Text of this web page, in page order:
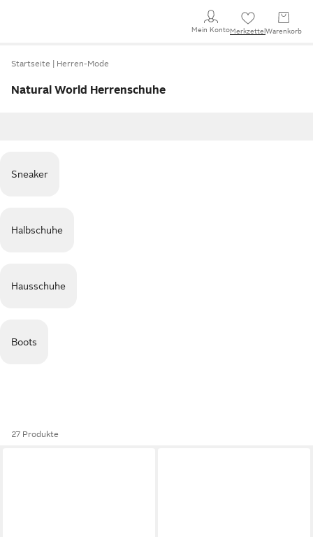
Mein KontoMerkzettel Warenkorb
Startseite Herren-Mode
Natural World Herrenschuhe
Sneaker
Halbschuhe
Hausschuhe
Boots
27 Produkte